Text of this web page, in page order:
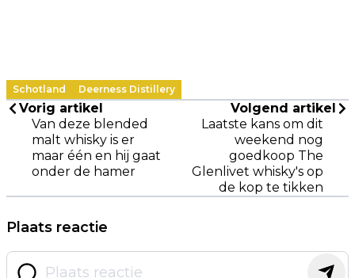
Schotland Deerness Distillery
Vorig artikel
Van deze blended
malt whisky is er
maar één en hij gaat
onder de hamer
Volgend artikel
Laatste kans om dit
weekend nog
goedkoop The
Glenlivet whisky's op
de kop te tikken
Plaats reactie